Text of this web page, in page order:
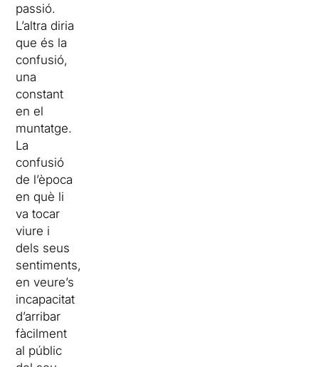
passió.
L’altra diria
que és la
confusió,
una
constant
en el
muntatge.
La
confusió
de l’època
en què li
va tocar
viure i
dels seus
sentiments,
en veure’s
incapacitat
d’arribar
fàcilment
al públic